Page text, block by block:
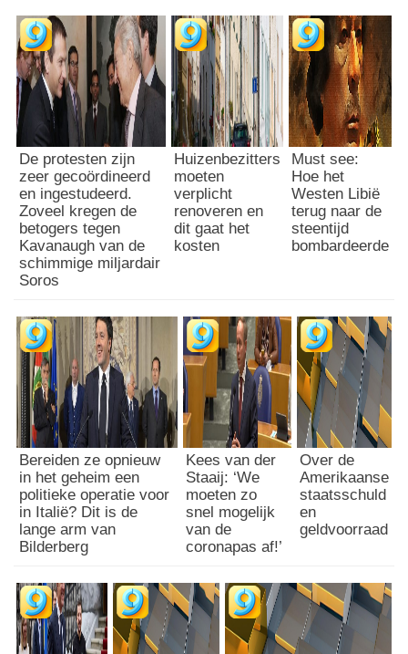
De protesten zijn
zeer gecoördineerd
en ingestudeerd.
Zoveel kregen de
betogers tegen
Kavanaugh van de
schimmige miljardair
Soros
Huizenbezitters
moeten
verplicht
renoveren en
dit gaat het
kosten
Must see:
Hoe het
Westen Libië
terug naar de
steentijd
bombardeerde
Bereiden ze opnieuw
in het geheim een
politieke operatie voor
in Italië? Dit is de
lange arm van
Bilderberg
Kees van der
Staaij: ‘We
moeten zo
snel mogelijk
van de
coronapas af!’
Over de
Amerikaanse
staatsschuld
en
geldvoorraad